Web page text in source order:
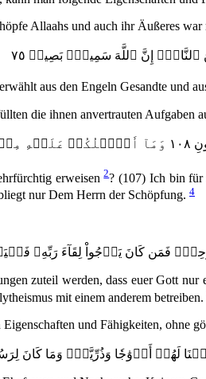
Allaahs und auch ihr Äußeres war
إِنَّ ٱللَّهَ سَمِيعُۢ بَصِيرٞ ٧٥
aus den Engeln Gesandte und
die ihnen anvertrauten
erweisen2? (107) Ich bin für
nur Dem Herrn der Schöpfung. 4
فَمَن كَانَ يَرۡجُواْ لِقَآءَ رَبِّهِۦ
zuteil werden, dass euer Gott
mit einem anderem betreiben.
und Fähigkeiten, ohne
لَهُمۡ أَزۡوَٰجٗا وَذُرِّيَّةٗۚ وَمَا كَانَ